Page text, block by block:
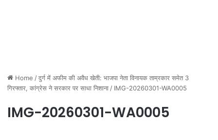
Home /दुर्ग में अफीम की अवैध खेती: भाजपा नेता विनायक ताम्रकार समेत 3
गिरफ्तार, कांग्रेस ने सरकार पर साधा निशाना / IMG-20260301-WA0005
IMG-20260301-WA0005